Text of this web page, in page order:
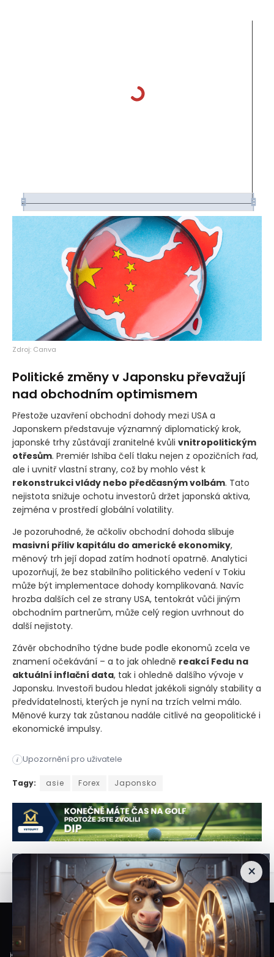
Zdroj: Canva
Politické změny v Japonsku převažují
nad obchodním optimismem
Přestože uzavření obchodní dohody mezi USA a
Japonskem představuje významný diplomatický krok,
japonské trhy zůstávají zranitelné kvůli vnitropolitickým
otřesům. Premiér Ishiba čelí tlaku nejen z opozičních řad,
ale i uvnitř vlastní strany, což by mohlo vést k
rekonstrukci vlády nebo předčasným volbám. Tato
nejistota snižuje ochotu investorů držet japonská aktiva,
zejména v prostředí globální volatility.
Je pozoruhodné, že ačkoliv obchodní dohoda slibuje
masivní příliv kapitálu do americké ekonomiky,
měnový trh její dopad zatím hodnotí opatrně. Analytici
upozorňují, že bez stabilního politického vedení v Tokiu
může být implementace dohody komplikovaná. Navíc
hrozba dalších cel ze strany USA, tentokrát vůči jiným
obchodním partnerům, může celý region uvrhnout do
další nejistoty.
Závěr obchodního týdne bude podle ekonomů zcela ve
znamení očekávání – a to jak ohledně reakcí Fedu na
aktuální inflační data, tak i ohledně dalšího vývoje v
Japonsku. Investoři budou hledat jakékoli signály stability a
předvídatelnosti, kterých je nyní na trzích velmi málo.
Měnové kurzy tak zůstanou nadále citlivé na geopolitické i
ekonomické impulsy.
i Upozornění pro uživatele
Ve středu došlo na devizových trzích v Asii k mírnému
Tagy: asie Forex Japonsko
×
Veškeré informace a materiály zveřejněné na internetových stránkách
Burzovního Světa vycházejí z veřejně dostupných a důvěryhodných zdrojů. Při
jejich zpracování je postupováno s odbornou péčí a cílem poskytovat čtenářům